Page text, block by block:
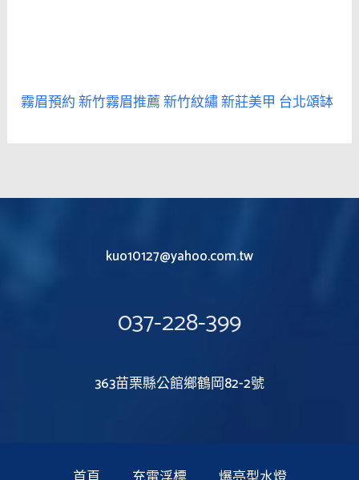
霧眉預約新竹霧眉推薦新竹紋繡新莊美甲 台北頌缽
kuo10127@yahoo.com.tw
037-228-399
363苗栗縣公館鄉鶴岡82-2號